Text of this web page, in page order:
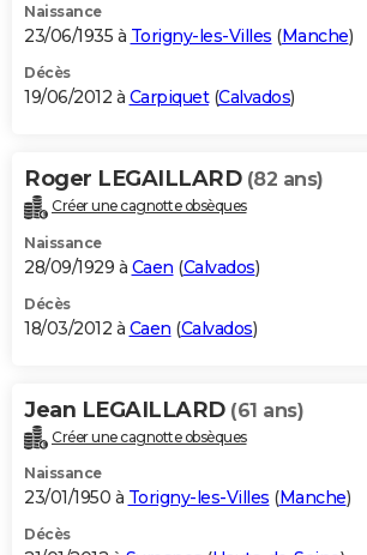
Naissance
23/06/1935 à Torigny-les-Villes (Manche)
Décès
19/06/2012 à Carpiquet(Calvados)
Roger LEGAILLARD (82 ans)
Créer une cagnotte obsèques
Naissance
28/09/1929 à Caen (Calvados)
Décès
18/03/2012 à Caen (Calvados)
Jean LEGAILLARD (61 ans)
Créer une cagnotte obsèques
Naissance
23/01/1950 à Torigny-les-Villes (Manche)
Décès